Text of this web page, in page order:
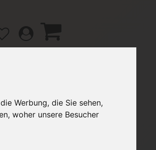
Werbung, die Sie sehen,
woher unsere Besucher
/ FAQ